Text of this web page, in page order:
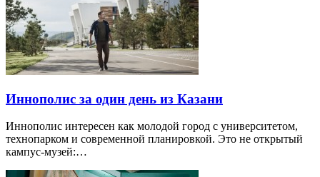
Иннополис за один день из Казани
Иннополис интересен как молодой город с университетом,
технопарком и современной планировкой. Это не открытый
кампус-музей:…